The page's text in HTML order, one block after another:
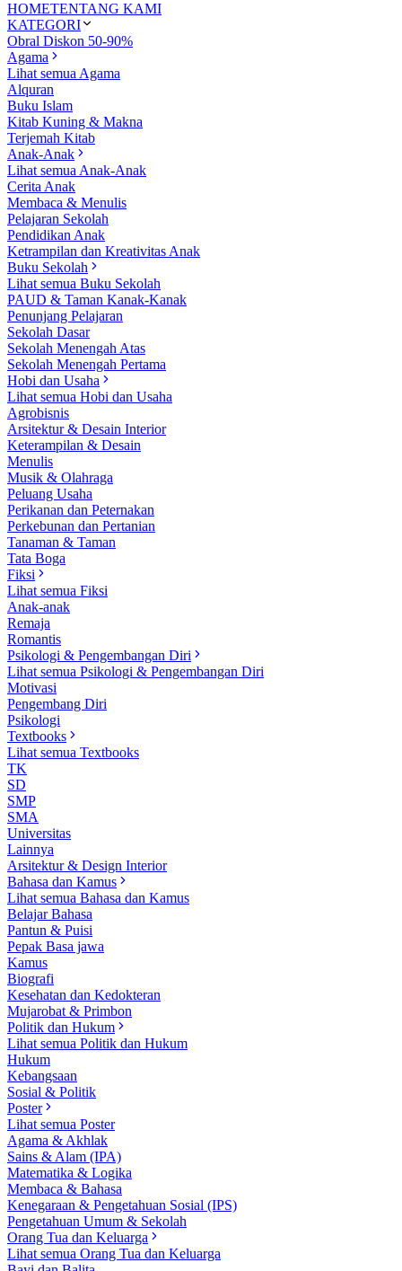
HOMETENTANG KAMI
KATEGORI
Obral Diskon 50-90%
Agama
Lihat semua Agama
Alquran
Buku Islam
Kitab Kuning & Makna
Terjemah Kitab
Anak-Anak
Lihat semua Anak-Anak
Cerita Anak
Membaca & Menulis
Pelajaran Sekolah
Pendidikan Anak
Ketrampilan dan Kreativitas Anak
Buku Sekolah
Lihat semua Buku Sekolah
PAUD & Taman Kanak-Kanak
Penunjang Pelajaran
Sekolah Dasar
Sekolah Menengah Atas
Sekolah Menengah Pertama
Hobi dan Usaha
Lihat semua Hobi dan Usaha
Agrobisnis
Arsitektur & Desain Interior
Keterampilan & Desain
Menulis
Musik & Olahraga
Peluang Usaha
Perikanan dan Peternakan
Perkebunan dan Pertanian
Tanaman & Taman
Tata Boga
Fiksi
Lihat semua Fiksi
Anak-anak
Remaja
Romantis
Psikologi & Pengembangan Diri
Lihat semua Psikologi & Pengembangan Diri
Motivasi
Pengembang Diri
Psikologi
Textbooks
Lihat semua Textbooks
TK
SD
SMP
SMA
Universitas
Lainnya
Arsitektur & Design Interior
Bahasa dan Kamus
Lihat semua Bahasa dan Kamus
Belajar Bahasa
Pantun & Puisi
Pepak Basa jawa
Kamus
Biografi
Kesehatan dan Kedokteran
Mujarobat & Primbon
Politik dan Hukum
Lihat semua Politik dan Hukum
Hukum
Kebangsaan
Sosial & Politik
Poster
Lihat semua Poster
Agama & Akhlak
Sains & Alam (IPA)
Matematika & Logika
Membaca & Bahasa
Kenegaraan & Pengetahuan Sosial (IPS)
Pengetahuan Umum & Sekolah
Orang Tua dan Keluarga
Lihat semua Orang Tua dan Keluarga